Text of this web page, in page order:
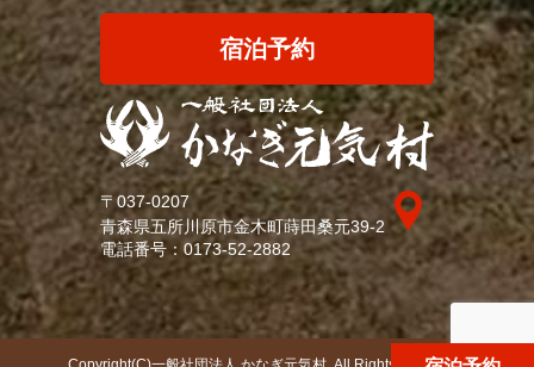
宿泊予約
〒037-0207
青森県五所川原市金木町蒔田桑元39-2
電話番号：0173-52-2882